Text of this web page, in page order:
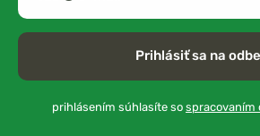
Prihlásiť sa na
prihlásením súhlasíte so spracovaním